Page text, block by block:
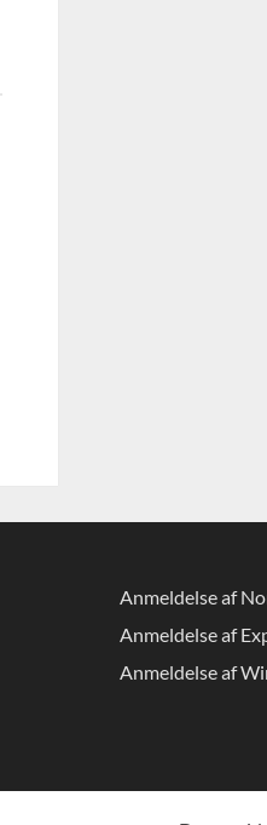
Anmeldelse af
Anmeldelse af
Anmeldelse af